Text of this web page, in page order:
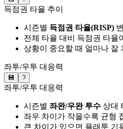
득점권 타율 추이
시즌별 득점권 타율(RISP)
전체 타율 대비 득점권 타율
상황이 중요할 때 얼마나 잘
좌투/우투 대응력
💾 ?
좌투/우투 대응력
시즌별 좌완/우완 투수 상대
좌우 차이가 작을수록 균형
큰 차이가 있으면 플래툰 기